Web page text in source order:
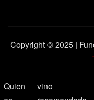
Copyright © 2025 |
Quien
vino